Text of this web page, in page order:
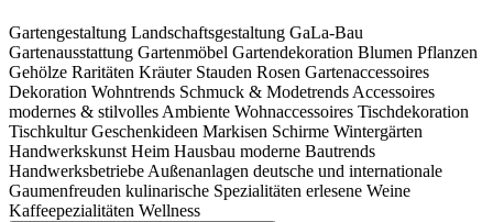
Gartengestaltung Landschaftsgestaltung GaLa-Bau
Gartenausstattung Gartenmöbel Gartendekoration Blumen Pflanzen
Gehölze Raritäten Kräuter Stauden Rosen Gartenaccessoires
Dekoration Wohntrends Schmuck & Modetrends Accessoires
modernes & stilvolles Ambiente Wohnaccessoires Tischdekoration
TischkulturGeschenkideen Markisen Schirme Wintergärten
Handwerkskunst Heim Hausbau moderne Bautrends
Handwerksbetriebe Außenanlagen deutsche und internationale
Gaumenfreuden kulinarische Spezialitäten erlesene Weine
Kaffeepezialitäten Wellness